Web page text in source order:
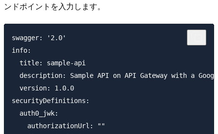
ンドポイントを入力します。
swagger: '2.0'
info:
  title: sample-api
description: Sample API on API Gateway with a
  version: 1.0.0
securityDefinitions:
  auth0_jwk:
    authorizationUrl: ""